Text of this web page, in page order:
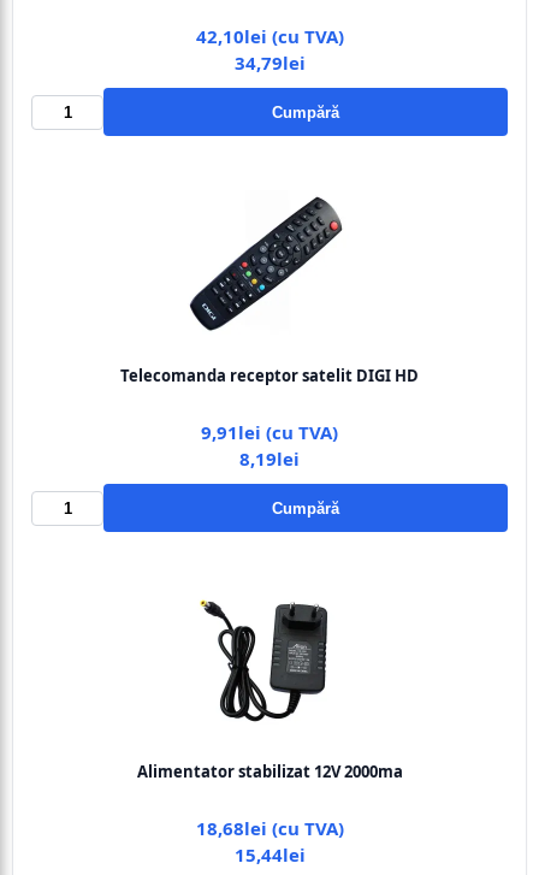
42,10lei (cu TVA)
34,79lei
Cumpără
Telecomanda receptor satelit DIGI HD
9,91lei (cu TVA)
8,19lei
Cumpără
Alimentator stabilizat 12V 2000ma
18,68lei (cu TVA)
15,44lei